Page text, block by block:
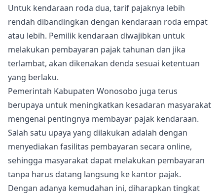
Untuk kendaraan roda dua, tarif pajaknya lebih
rendah dibandingkan dengan kendaraan roda empat
atau lebih. Pemilik kendaraan diwajibkan untuk
melakukan pembayaran pajak tahunan dan jika
terlambat, akan dikenakan denda sesuai ketentuan
yang berlaku.
Pemerintah Kabupaten Wonosobo juga terus
berupaya untuk meningkatkan kesadaran masyarakat
mengenai pentingnya membayar pajak kendaraan.
Salah satu upaya yang dilakukan adalah dengan
menyediakan fasilitas pembayaran secara online,
sehingga masyarakat dapat melakukan pembayaran
tanpa harus datang langsung ke kantor pajak.
Dengan adanya kemudahan ini, diharapkan tingkat